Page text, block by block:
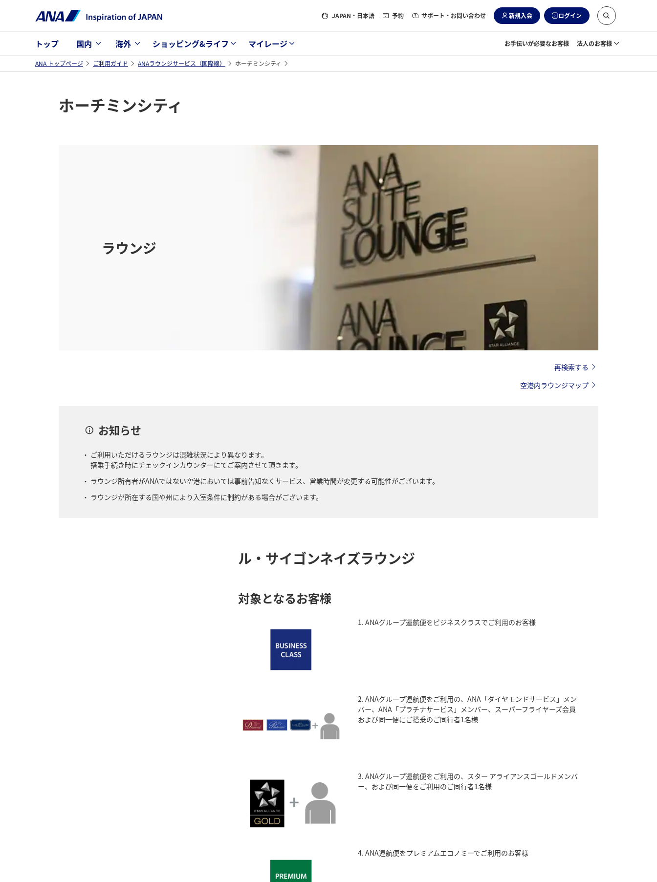
JAPAN ・日本語 予約 サポート・お問い合わせ 新規入会 ログイン
トップ 国内 海外 ショッピング&ライフ マイレージ お手伝いが必要なお客様 法人のお客様
ANA トップページ ご利用ガイド ANAラウンジサービス（国際線） ホーチミンシティ
ホーチミンシティ
ラウンジ
再検索する
空港内ラウンジマップ
お知らせ
ご利用いただけるラウンジは混雑状況により異なります。
搭乗手続き時にチェックインカウンターにてご案内させて頂きます。
ラウンジ所有者がANAではない空港においては事前告知なくサービス、営業時間が変更する可能性がございます。
ラウンジが所在する国や州により入室条件に制約がある場合がございます。
ル・サイゴンネイズラウンジ
対象となるお客様
1. ANAグループ運航便をビジネスクラスでご利用のお客様
2. ANAグループ運航便をご利用の、ANA「ダイヤモンドサービス」メン
バー、ANA「プラチナサービス」メンバー、スーパーフライヤーズ会員
および同一便にご搭乗のご同行者1名様
3. ANAグループ運航便をご利用の、スター アライアンスゴールドメンバ
ー、および同一便をご利用のご同行者1名様
4. ANA運航便をプレミアムエコノミーでご利用のお客様